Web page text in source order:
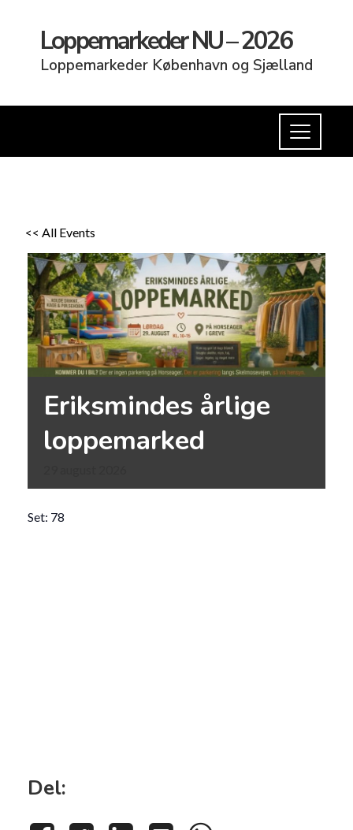
Loppemarkeder NU – 2026
Loppemarkeder København og Sjælland
<< All Events
Eriksmindes årlige
loppemarked
Set: 78
Del: